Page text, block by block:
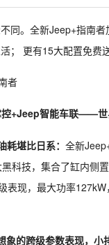
同。全新Jeep+指南
； 更有15大配置免费
+Jeep智能车联——世
堪比日系： 全新
科技，集合了缸内侧
表现，最大功率
象的跨级参数表现，小